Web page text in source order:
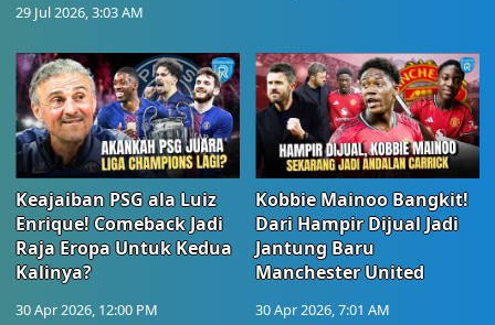
29 Jul 2026, 3:03 AM
Keajaiban PSG ala Luiz
Enrique! Comeback Jadi
Raja Eropa Untuk Kedua
Kalinya?
30 Apr 2026, 12:00 PM
Kobbie Mainoo Bangkit!
Dari Hampir Dijual Jadi
Jantung Baru
Manchester United
30 Apr 2026, 7:01 AM